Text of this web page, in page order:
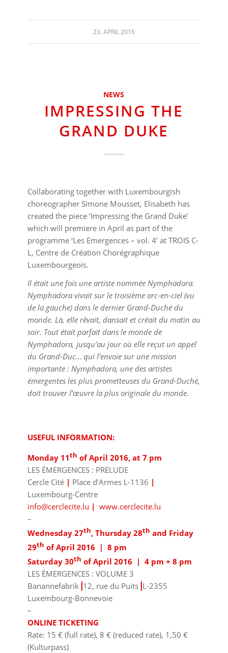
23. APRIL 2016
NEWS
IMPRESSING THE
GRAND DUKE
Collaborating together with Luxembourgish
choreographer Simone Mousset, Elisabeth has
created the piece ‘Impressing the Grand Duke’
which will premiere in April as part of the
programme ‘Les Emergences – vol. 4’ at TROIS C-
L, Centre de Création Chorégraphique
Luxembourgeois.
Il était une fois une artiste nommée Nymphadora.
Nymphadora vivait sur le troisième arc-en-ciel (vu
de la gauche) dans le dernier Grand-Duché du
monde. Là, elle rêvait, dansait et créait du matin au
soir. Tout était parfait dans le monde de
Nymphadora, jusqu’au jour où elle reçut un appel
du Grand-Duc… qui l’envoie sur une mission
importante : Nymphadora, une des artistes
émergentes les plus prometteuses du Grand-Duché,
doit trouver l’œuvre la plus originale du monde.
USEFUL INFORMATION:
Monday 11th of April 2016, at 7 pm
LES ÉMERGENCES : PRELUDE
Cercle Cité | Place d’Armes L-1136 |
Luxembourg-Centre
info@cerclecite.lu | www.cerclecite.lu
–
Wednesday 27th, Thursday 28th and Friday
29th of April 2016 | 8 pm
Saturday 30th of April 2016 | 4 pm + 8 pm
LES ÉMERGENCES : VOLUME 3
Banannefabrik⎥ 12, rue du Puits⎥ L-2355
Luxembourg-Bonnevoie
–
ONLINE TICKETING
Rate: 15 € (full rate), 8 € (reduced rate), 1,50 €
(Kulturpass)